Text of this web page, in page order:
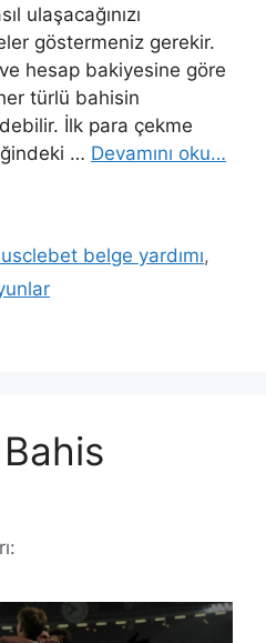
ulaşacağınızı
göstermeniz gerekir.
hesap bakiyesine göre
türlü bahisin
İlk para çekme
… Devamını oku…
belge yardımı,